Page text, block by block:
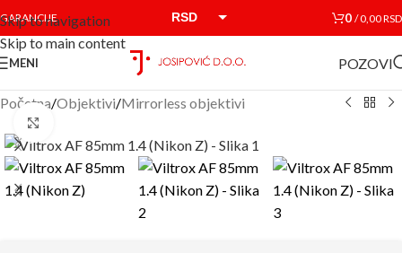
Skip to navigation
Skip to main content
GARANCIJE RSD 0 /0,00RSD
MENI POZOVI
Početna/Objektivi/Mirrorless objektivi